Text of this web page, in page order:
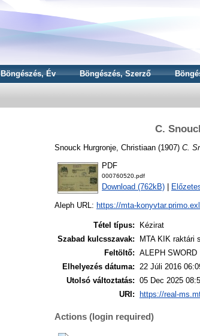
Böngészés, Év Böngészés, Szerző
C.
Snouck Hurgronje, Christiaan (1907) C.
PDF
000760520.pdf
Download (762kB)
Aleph URL: https://mta-
Tétel típus:
Kézirat
Szabad kulcsszavak:
MTA KIK raktári
Feltöltő: ALEPH SWORD
Elhelyezés dátuma: 22 Júli 2016
Utolsó változtatás: 05 Dec 2025
URI:
https://real-
Actions (login required)